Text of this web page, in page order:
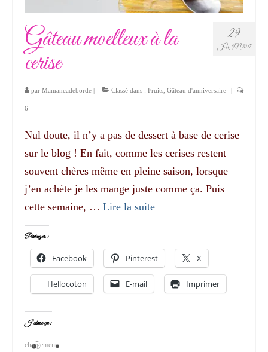
29
JUIN 2017
Gâteau moelleux à la
cerise
par Mamancadeborde | Classé dans : Fruits Gâteau d'anniversaire |
6
Nul doute, il n’y a pas de dessert à base de cerise
sur le blog ! En fait, comme les cerises restent
souvent chères même en pleine saison, lorsque
j’en achète je les mange juste comme ça. Puis
cette semaine, … Lire la suite­­
Partager :
Facebook Pinterest X
Hellocoton E-mail Imprimer
J’aime ça :
chargement…